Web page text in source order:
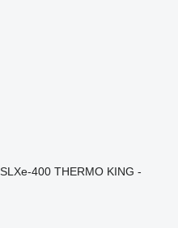
400 THERMO KING -